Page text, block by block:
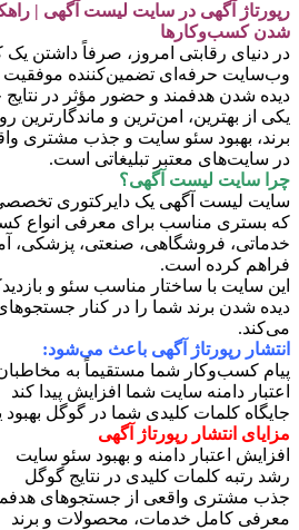
رپورتاژ آگهی در سایت لیست آگهی |
شدن کسب‌وکارها
در دنیای رقابتی امروز، صرفاً داشتن
وب‌سایت حرفه‌ای تضمین‌کننده موفقیت
دیده شدن هدفمند و حضور مؤثر در
یکی از بهترین، امن‌ترین و ماندگارترین
برند، بهبود سئو سایت و جذب مشتری
در سایت‌های معتبر تبلیغاتی است.
چرا سایت لیست آگهی؟
سایت لیست آگهی یک دایرکتوری
که بستری مناسب برای معرفی انواع
خدماتی، فروشگاهی، صنعتی، پزشکی،
فراهم کرده است.
این سایت با ساختار مناسب سئو و
دیده شدن برند شما را در کنار
می‌کند.
انتشار رپورتاژ آگهی باعث می‌شود:
پیام کسب‌وکار شما مستقیماً به
اعتبار دامنه سایت شما افزایش پیدا کند
جایگاه کلمات کلیدی شما در گوگل بهبود
مزایای انتشار رپورتاژ آگهی
افزایش اعتبار دامنه و بهبود سئو سایت
رشد رتبه کلمات کلیدی در نتایج گوگل
جذب مشتری واقعی از جستجوهای
معرفی کامل خدمات، محصولات و برند